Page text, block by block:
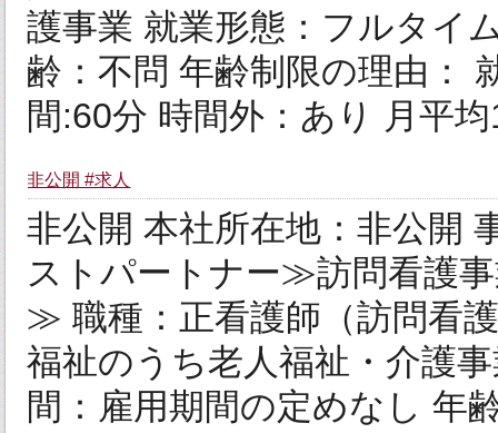
護事業 就業形態：フルタイ
齢：不問 年齢制限の理由：
間:60分 時間外：あり 月平
非公開 #求人
非公開 本社所在地：非公開
ストパートナー≫訪問看護
≫ 職種：正看護師（訪問看
福祉のうち老人福祉・介護
間：雇用期間の定めなし 年